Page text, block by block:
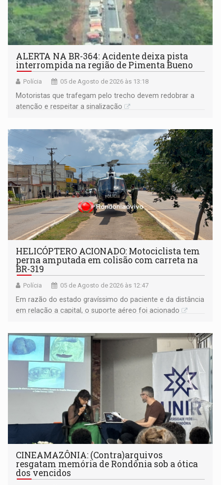
ALERTA NA BR-364: Acidente deixa pista
interrompida na região de Pimenta Bueno
Polícia 05 de Agosto de 2026 às 13:18
​Motoristas que trafegam pelo trecho devem redobrar a
atenção e respeitar a sinalização
HELICÓPTERO ACIONADO: Motociclista tem
perna amputada em colisão com carreta na
BR-319
Polícia 05 de Agosto de 2026 às 12:47
Em razão do estado gravíssimo do paciente e da distância
em relação a capital, o suporte aéreo foi acionado
CINEAMAZÔNIA: (Contra)arquivos
resgatam memória de Rondônia sob a ótica
dos vencidos